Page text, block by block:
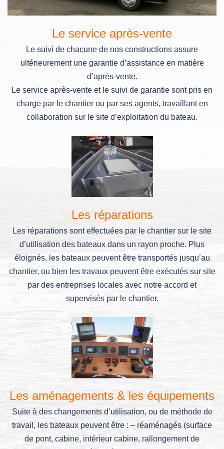
Le service après-vente
Le suivi de chacune de nos constructions assure
ultérieurement une garantie d’assistance en matière
d’après-vente.
Le service après-vente et le suivi de garantie sont pris en
charge par le chantier ou par ses agents, travaillant en
collaboration sur le site d’exploitation du bateau.
Les réparations
Les réparations sont effectuées par le chantier sur le site
d’utilisation des bateaux dans un rayon proche. Plus
éloignés, les bateaux peuvent être transportés jusqu’au
chantier, ou bien les travaux peuvent être exécutés sur site
par des entreprises locales avec notre accord et
supervisés par le chantier.
Les aménagements & les équipements
Suite à des changements d’utilisation, ou de méthode de
travail, les bateaux peuvent être : – réaménagés (surface
de pont, cabine, intérieur cabine, rallongement de